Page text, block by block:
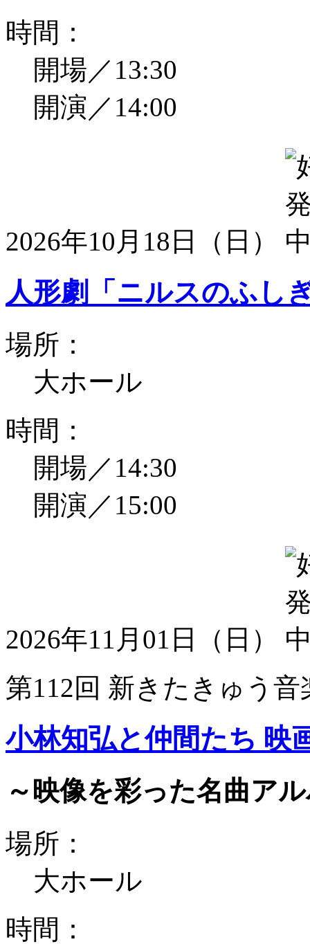
時間：
開場／13:30
開演／14:00
2026年10月18日（日）
人形劇「ニルスのふし
場所：
大ホール
時間：
開場／14:30
開演／15:00
2026年11月01日（日）
第112回 新きたきゅう音
小林知弘と仲間たち 映
～映像を彩った名曲ア
場所：
大ホール
時間：